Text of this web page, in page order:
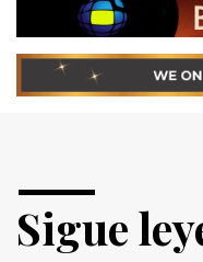
Sigue